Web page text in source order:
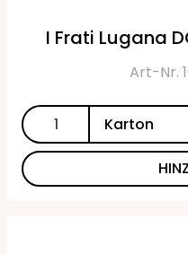
I Frati Lugana
Art-Nr.